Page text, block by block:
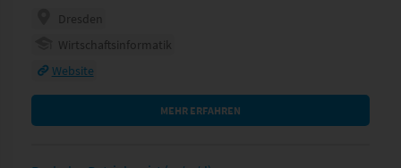
Dresden
Wirtschaftsinformatik
Website
MEHR ERFAHREN